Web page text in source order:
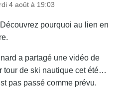
4 août à 19:03
Découvrez pourquoi au lien en
a partagé une vidéo de
tour de ski nautique cet été…
pas passé comme prévu.